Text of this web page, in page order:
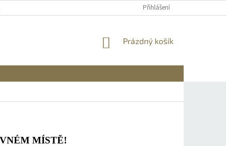
ÚDAJŮ DOPRAVA A PLATBA
Přihlášení
NÁKUPNÍ
Prázdný košík
MÍSTĚ!